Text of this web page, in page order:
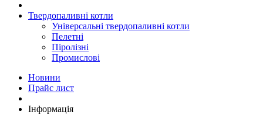
Твердопаливні котли
Універсальні твердопаливні котли
Пелетні
Піролізні
Промислові
Новини
Прайс лист
Інформація